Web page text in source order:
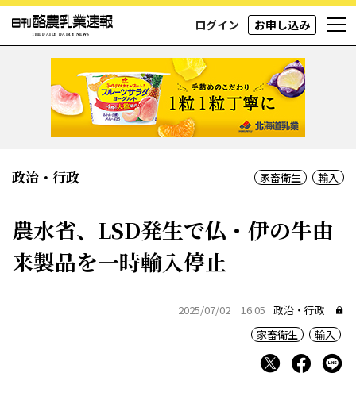
ログイン お申し込み
政治・行政 家畜衛生 輸入
農水省、LSD発生で仏・伊の牛由
来製品を一時輸入停止
2025/07/02 16:05 政治・行政
家畜衛生
輸入